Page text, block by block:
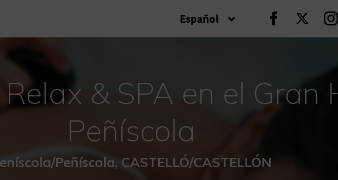
Español Seguir
& SPA en el Gran
Peñíscola
Peñíscola, CASTELLÓ/CASTELLÓN